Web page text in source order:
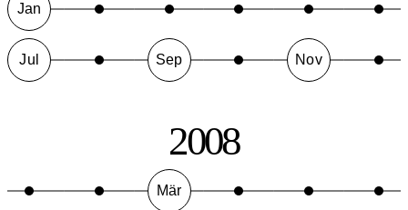
Jan
Jul Sep Nov
2008
Mär